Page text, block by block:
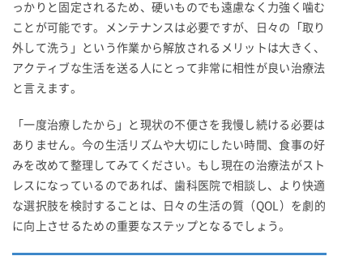
っかりと固定されるため、硬いものでも遠慮なく力強く噛む
ことが可能です。メンテナンスは必要ですが、日々の「取り
外して洗う」という作業から解放されるメリットは大きく、
アクティブな生活を送る人にとって非常に相性が良い治療法
と言えます。
「一度治療したから」と現状の不便さを我慢し続ける必要は
ありません。今の生活リズムや大切にしたい時間、食事の好
みを改めて整理してみてください。もし現在の治療法がスト
レスになっているのであれば、歯科医院で相談し、より快適
な選択肢を検討することは、日々の生活の質（QOL）を劇的
に向上させるための重要なステップとなるでしょう。